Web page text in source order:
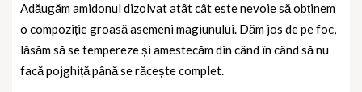
Adăugăm amidonul dizolvat atât cât este nevoie să obținem
o compoziție groasă asemeni magiunului. Dăm jos de pe foc,
lăsăm să se tempereze și amestecăm din când în când să nu
facă pojghiță până se răcește complet.